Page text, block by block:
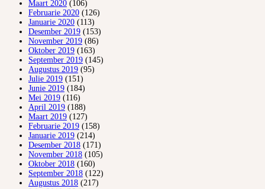
Maart 2020 (106)
Februarie 2020 (126)
Januarie 2020 (113)
Desember 2019 (153)
November 2019 (86)
Oktober 2019 (163)
September 2019 (145)
Augustus 2019 (95)
Julie 2019 (151)
Junie 2019 (184)
Mei 2019 (116)
April 2019 (188)
Maart 2019 (127)
Februarie 2019 (158)
Januarie 2019 (214)
Desember 2018 (171)
November 2018 (105)
Oktober 2018 (160)
September 2018 (122)
Augustus 2018 (217)